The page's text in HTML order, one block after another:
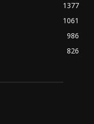
1377
1061
986
826